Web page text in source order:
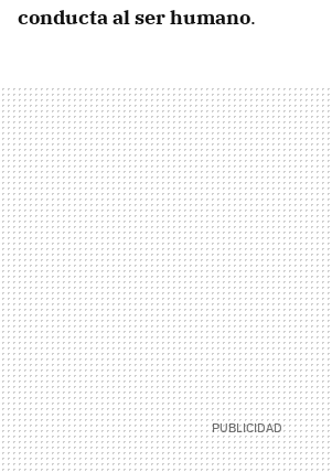
conducta al ser humano.